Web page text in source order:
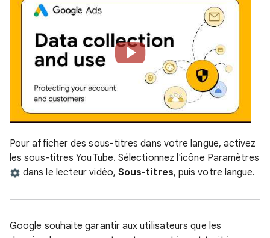
Pour afficher des sous-titres dans votre langue, activez
les sous-titres YouTube. Sélectionnez l'icône Paramètres
dans le lecteur vidéo, Sous-titres, puis votre langue.
Google souhaite garantir aux utilisateurs que les